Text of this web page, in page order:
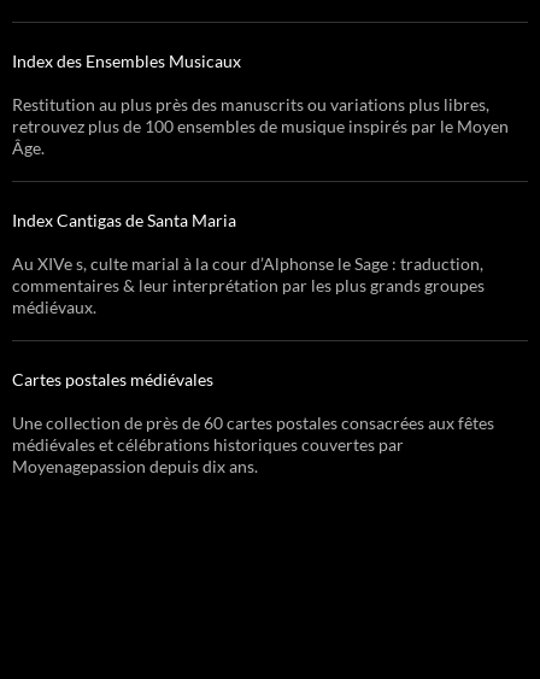
Index des Ensembles Musicaux
Restitution au plus près des manuscrits ou variations plus libres,
retrouvez plus de 100 ensembles de musique inspirés par le Moyen
Âge.
Index Cantigas de Santa Maria
Au XIVe s, culte marial à la cour d’Alphonse le Sage : traduction,
commentaires & leur interprétation par les plus grands groupes
médiévaux.
Cartes postales médiévales
Une collection de près de 60 cartes postales consacrées aux fêtes
médiévales et célébrations historiques couvertes par
Moyenagepassion depuis dix ans.